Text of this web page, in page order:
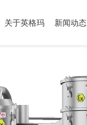
关于英格玛 新闻动态